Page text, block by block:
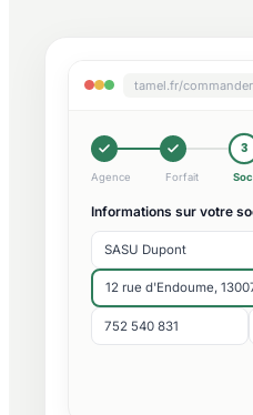
tamel.fr/
3
Agence Forfait
Informations sur votre
SASU Dupont
12 rue d'Endoume,
752 540 831